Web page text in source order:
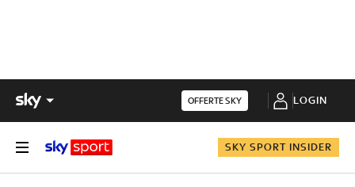
OFFERTE SKY LOGIN
SKY SPORT INSIDER